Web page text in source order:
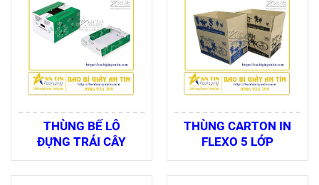
THÙNG BẾ LỖ
ĐỰNG TRÁI CÂY
THÙNG CARTON IN
FLEXO 5 LỚP